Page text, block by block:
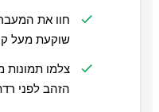
חוו את
שוקעת מעל
צלמו
הזהב לפני